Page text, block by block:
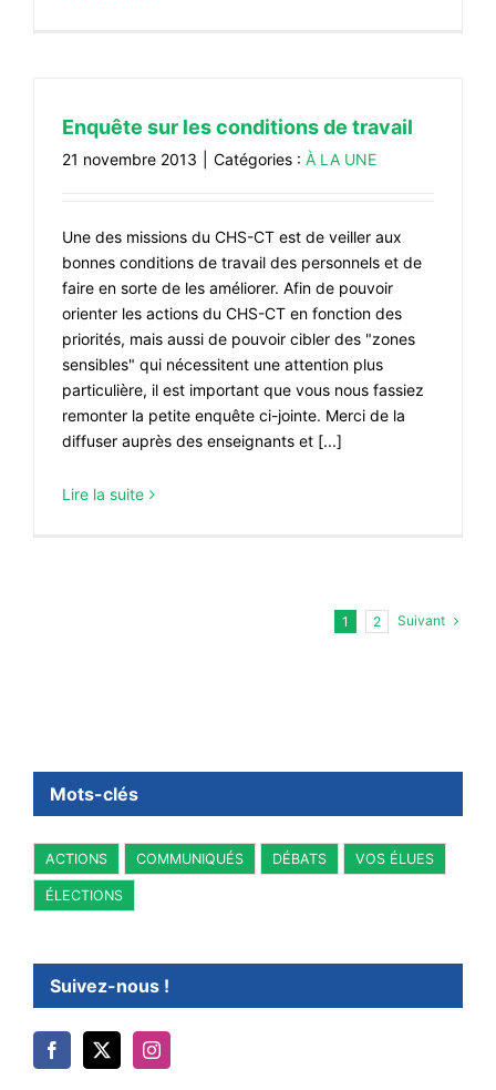
Enquête sur les conditions de travail
21 novembre 2013 Catégories : À LA UNE
Une des missions du CHS-CT est de veiller aux
bonnes conditions de travail des personnels et de
faire en sorte de les améliorer. Afin de pouvoir
orienter les actions du CHS-CT en fonction des
priorités, mais aussi de pouvoir cibler des "zones
sensibles" qui nécessitent une attention plus
particulière, il est important que vous nous fassiez
remonter la petite enquête ci-jointe. Merci de la
diffuser auprès des enseignants et [...]
Lire la suite
1 2 Suivant
Mots-clés
ACTIONS COMMUNIQUÉS DÉBATS VOS ÉLUES
ÉLECTIONS
Suivez-nous !